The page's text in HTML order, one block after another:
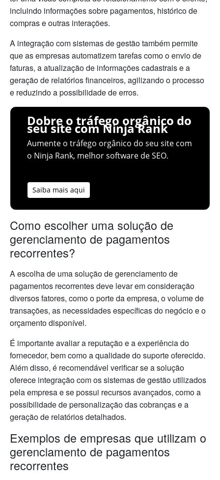
incluindo informações sobre pagamentos, histórico de
compras e outras interações.
A integração com sistemas de gestão também permite
que as empresas automatizem tarefas como o envio de
faturas, a atualização de informações cadastrais e a
geração de relatórios financeiros, agilizando o processo
e reduzindo a possibilidade de erros.
Dobre o tráfego orgânico do
seu site com Ninja Rank
Aumente o tráfego orgânico do seu site com
o Ninja Rank, melhor software de SEO.
Saiba mais aqui
Como escolher uma solução de
gerenciamento de pagamentos
recorrentes?
A escolha de uma solução de gerenciamento de
pagamentos recorrentes deve levar em consideração
diversos fatores, como o porte da empresa, o volume de
transações, as necessidades específicas do negócio e o
orçamento disponível.
É importante avaliar a reputação e a experiência do
fornecedor, bem como a qualidade do suporte oferecido.
Além disso, é recomendável verificar se a solução
oferece integração com os sistemas de gestão utilizados
pela empresa e se possui recursos avançados, como a
possibilidade de personalização das cobranças e a
geração de relatórios detalhados.
Exemplos de empresas que utilizam o
gerenciamento de pagamentos
recorrentes